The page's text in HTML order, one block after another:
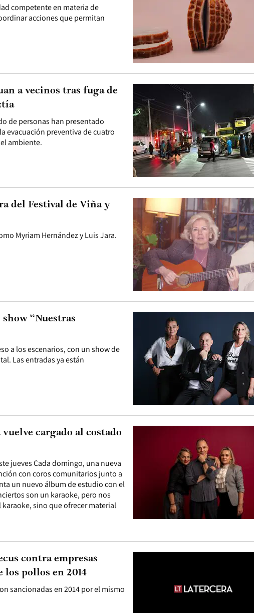
competente en materia de
acciones que permitan
de personas han presentado
evacuación preventiva de cuatro
ambiente.
a vecinos tras fuga de
Myriam Hernández y Luis Jara.
del Festival de Viña y
a los escenarios, con un show de
Las entradas ya están
“Nuestras
jueves Cada domingo, una nueva
con coros comunitarios junto a
un nuevo álbum de estudio con el
son un karaoke, pero nos
sino que ofrecer material
cargado al costado
sancionadas en 2014 por el mismo
contra empresas
los pollos en 2014